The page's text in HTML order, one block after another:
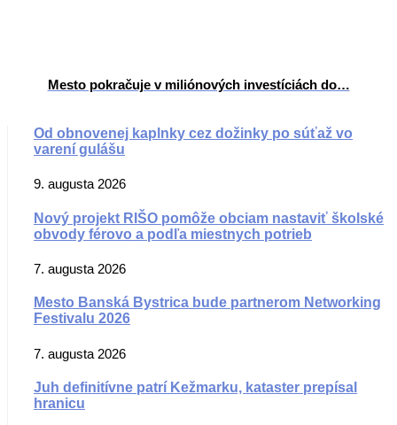
Mesto pokračuje v miliónových investíciách do…
Od obnovenej kaplnky cez dožinky po súťaž vo
varení gulášu
9. augusta 2026
Nový projekt RIŠO pomôže obciam nastaviť školské
obvody férovo a podľa miestnych potrieb
7. augusta 2026
Mesto Banská Bystrica bude partnerom Networking
Festivalu 2026
7. augusta 2026
Juh definitívne patrí Kežmarku, kataster prepísal
hranicu